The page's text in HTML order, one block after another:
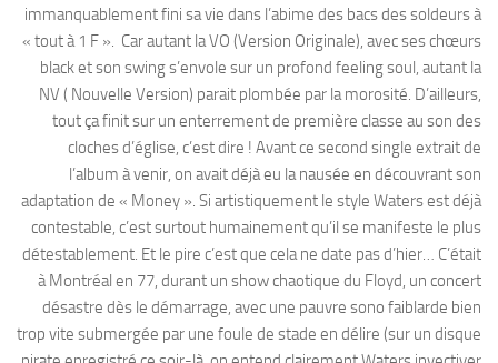
immanquablement fini sa vie dans l’abime des bacs des soldeurs à
« tout à 1 F ». Car autant la VO (Version Originale), avec ses chœurs
black et son swing s’envole sur un profond feeling soul, autant la
NV ( Nouvelle Version) parait plombée par la morosité. D’ailleurs,
tout ça finit sur un enterrement de première classe au son des
cloches d’église, c’est dire ! Avant ce second single extrait de
l’album à venir, on avait déjà eu la nausée en découvrant son
adaptation de « Money ». Si artistiquement le style Waters est déjà
contestable, c’est surtout humainement qu’il se manifeste le plus
détestablement. Et le pire c’est que cela ne date pas d’hier… C’était
à Montréal en 77, durant un show chaotique du Floyd, un concert
désastre dès le démarrage, avec une pauvre sono faiblarde bien
trop vite submergée par une foule de stade en délire (sur un disque